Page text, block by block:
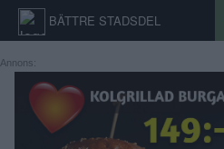
BÄTTRE STADSDEL
START
Annons: